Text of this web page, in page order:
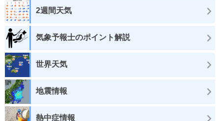
2週間天気
気象予報士のポイント解説
世界天気
地震情報
熱中症情報